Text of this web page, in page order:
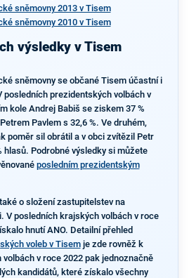
sněmovny 2013 v Tisem
sněmovny 2010 v Tisem
výsledky v Tisem
sněmovny se občané Tisem účastní i
posledních prezidentských volbách v
kole Andrej Babiš se ziskem 37 %
Pavlem s 32,6 %. Ve druhém,
poměr sil obrátil a v obci zvítězil Petr
hlasů. Podrobné výsledky si můžete
posledním prezidentským
o složení zastupitelstev na
V posledních krajských volbách v roce
hnutí ANO. Detailní přehled
voleb v Tisemje zde rovněž k
v roce 2022 pak jednoznačně
kandidátů, které získalo všechny